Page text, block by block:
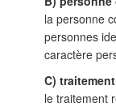
la personne
personnes
caractère
C) traitement
le traitement